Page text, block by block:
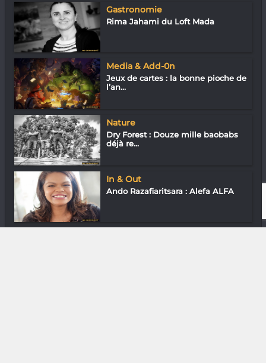
Gastronomie
Rima Jahami du Loft Mada
Media & Add-0n
Jeux de cartes : la bonne pioche de
l’an...
Nature
Dry Forest : Douze mille baobabs
déjà re...
In & Out
Ando Razafiaritsara : Alefa ALFA